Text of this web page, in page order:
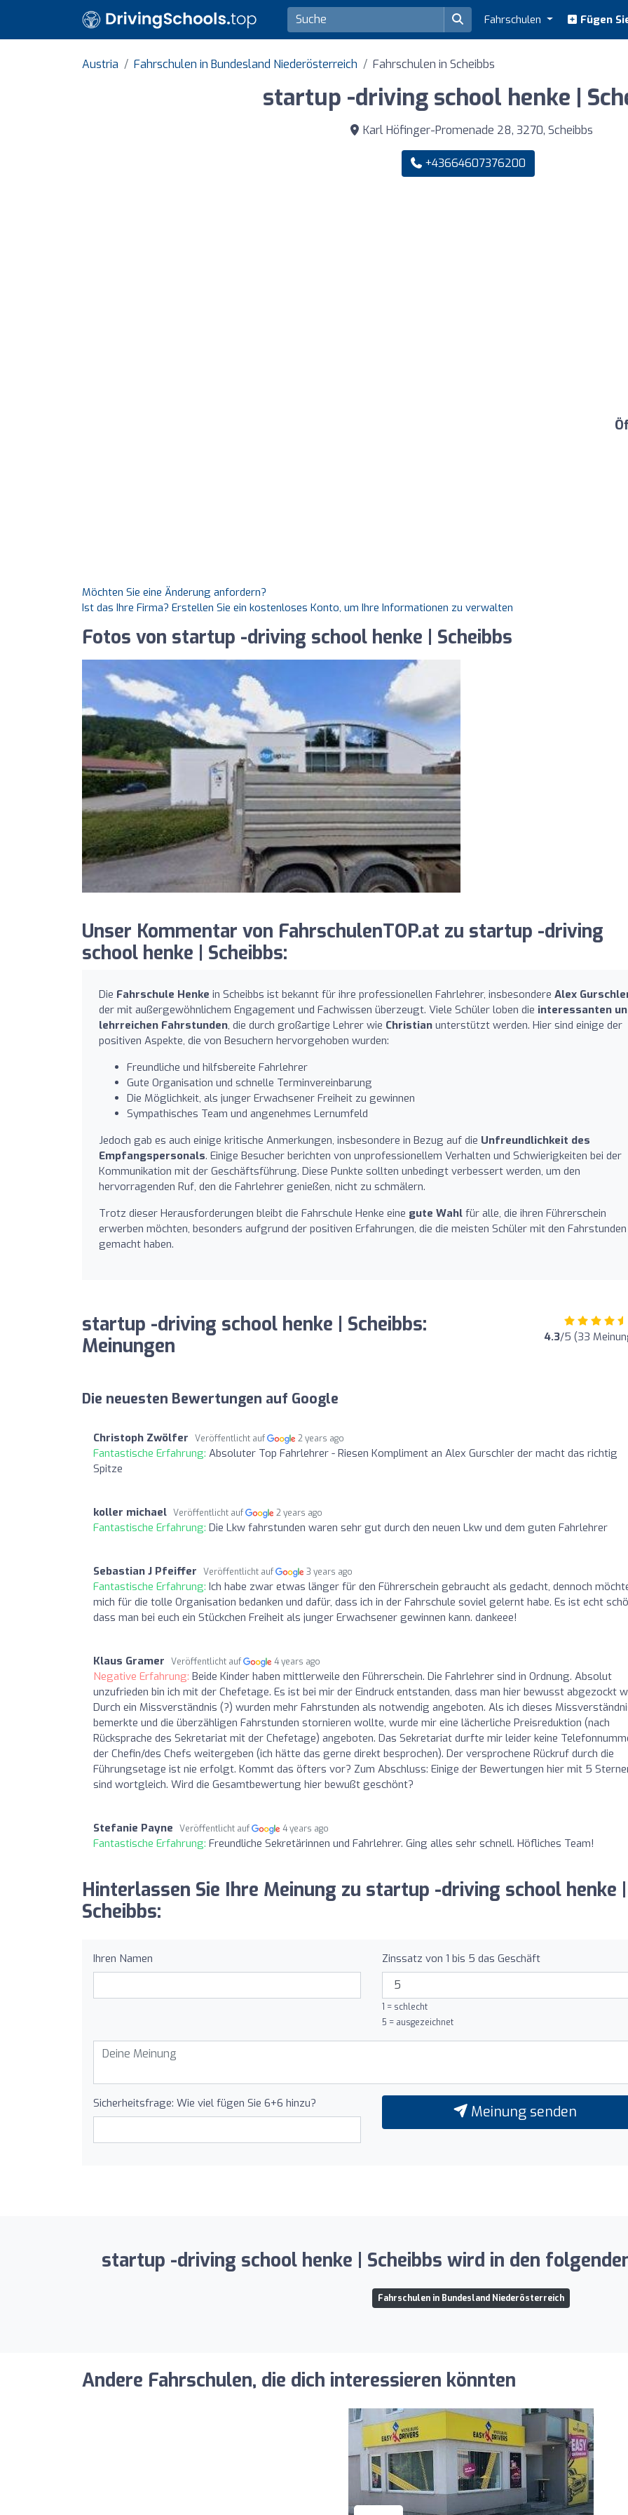
Fahrschulen Fügen
Austria Fahrschulen in Bundesland Niederösterreich Fahrschulen in Scheibbs
startup -driving school henke |
Karl Höfinger-Promenade 28, 3270, Scheibbs
+43664607376200
Möchten Sie eine Änderung anfordern?
Ist das Ihre Firma? Erstellen Sie ein kostenloses Konto, um Ihre Informationen zu verwalten
Fotos von startup -driving school henke | Scheibbs
Unser Kommentar von FahrschulenTOP.at zu startup -driving
school henke | Scheibbs:
Die Fahrschule Henke in Scheibbs ist bekannt für ihre professionellen Fahrlehrer, insbesondere Alex
der mit außergewöhnlichem Engagement und Fachwissen überzeugt. Viele Schüler loben die interessanten
lehrreichen Fahrstunden, die durch großartige Lehrer wie Christian unterstützt werden. Hier sind einige der
positiven Aspekte, die von Besuchern hervorgehoben wurden:
Freundliche und hilfsbereite Fahrlehrer
Gute Organisation und schnelle Terminvereinbarung
Die Möglichkeit, als junger Erwachsener Freiheit zu gewinnen
Sympathisches Team und angenehmes Lernumfeld
Jedoch gab es auch einige kritische Anmerkungen, insbesondere in Bezug auf die Unfreundlichkeit des
Empfangspersonals. Einige Besucher berichten von unprofessionellem Verhalten und Schwierigkeiten bei der
Kommunikation mit der Geschäftsführung. Diese Punkte sollten unbedingt verbessert werden, um den
hervorragenden Ruf, den die Fahrlehrer genießen, nicht zu schmälern.
Trotz dieser Herausforderungen bleibt die Fahrschule Henke eine gute Wahl für alle, die ihren Führerschein
erwerben möchten, besonders aufgrund der positiven Erfahrungen, die die meisten Schüler mit den Fahrstunden
gemacht haben.
startup -driving school henke | Scheibbs:
Meinungen
4.3/5 (33
Die neuesten Bewertungen auf Google
Christoph Zwölfer Veröffentlicht auf 2 years ago
Fantastische Erfahrung: Absoluter Top Fahrlehrer - Riesen Kompliment an Alex Gurschler der macht das richtig
Spitze
koller michael Veröffentlicht auf 2 years ago
Fantastische Erfahrung: Die Lkw fahrstunden waren sehr gut durch den neuen Lkw und dem guten Fahrlehrer
Sebastian J Pfeiffer Veröffentlicht auf 3 years ago
Fantastische Erfahrung: Ich habe zwar etwas länger für den Führerschein gebraucht als gedacht, dennoch
mich für die tolle Organisation bedanken und dafür, dass ich in der Fahrschule soviel gelernt habe. Es ist echt
dass man bei euch ein Stückchen Freiheit als junger Erwachsener gewinnen kann. dankeee!
Klaus Gramer Veröffentlicht auf 4 years ago
Negative Erfahrung: Beide Kinder haben mittlerweile den Führerschein. Die Fahrlehrer sind in Ordnung. Absolut
unzufrieden bin ich mit der Chefetage. Es ist bei mir der Eindruck entstanden, dass man hier bewusst abgezockt
Durch ein Missverständnis (?) wurden mehr Fahrstunden als notwendig angeboten. Als ich dieses
bemerkte und die überzähligen Fahrstunden stornieren wollte, wurde mir eine lächerliche Preisreduktion (nach
Rücksprache des Sekretariat mit der Chefetage) angeboten. Das Sekretariat durfte mir leider keine
der Chefin/des Chefs weitergeben (ich hätte das gerne direkt besprochen). Der versprochene Rückruf durch die
Führungsetage ist nie erfolgt. Kommt das öfters vor? Zum Abschluss: Einige der Bewertungen hier mit 5
sind wortgleich. Wird die Gesamtbewertung hier bewußt geschönt?
Stefanie Payne Veröffentlicht auf 4 years ago
Fantastische Erfahrung: Freundliche Sekretärinnen und Fahrlehrer. Ging alles sehr schnell. Höfliches Team!
Hinterlassen Sie Ihre Meinung zu startup -driving school henke |
Scheibbs:
Ihren Namen Zinssatz von 1 bis 5 das Geschäft
1 = schlecht
5 = ausgezeichnet
Sicherheitsfrage: Wie viel fügen Sie 6+6 hinzu? Meinung senden
startup -driving school henke | Scheibbs wird in den
Fahrschulen in Bundesland Niederösterreich
Andere Fahrschulen, die dich interessieren könnten